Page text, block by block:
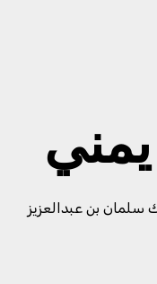
سلمان بن عبدالعزيز